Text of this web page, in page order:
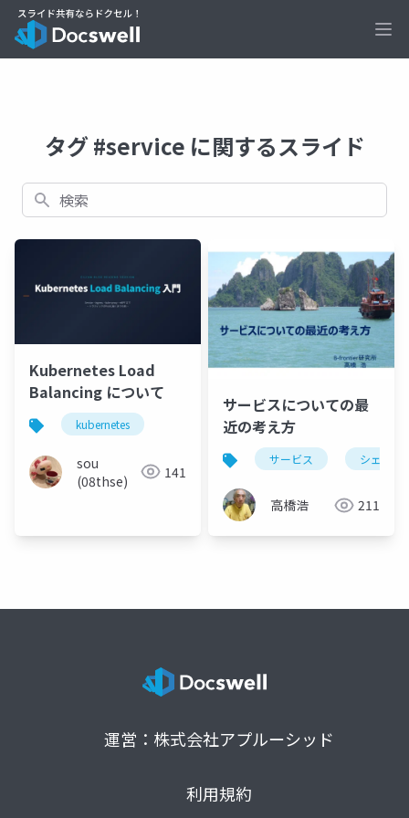
タグ #service に関するスライド
検索
Kubernetes Load
Balancing について
kubernetes
sou
(08thse)
141
サービスについての最
近の考え方
サービス シェアリ
高橋浩 211
運営：株式会社アプルーシッド
利用規約